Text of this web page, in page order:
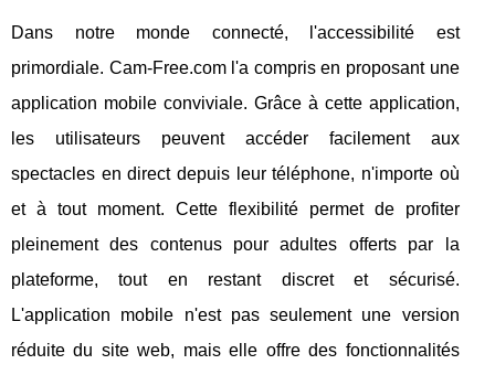
Dans notre monde connecté, l'accessibilité est
primordiale. Cam-Free.com l'a compris en proposant une
application mobile conviviale. Grâce à cette application,
les utilisateurs peuvent accéder facilement aux
spectacles en direct depuis leur téléphone, n'importe où
et à tout moment. Cette flexibilité permet de profiter
pleinement des contenus pour adultes offerts par la
plateforme, tout en restant discret et sécurisé.
L'application mobile n'est pas seulement une version
réduite du site web, mais elle offre des fonctionnalités